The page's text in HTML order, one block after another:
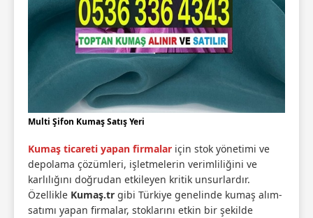
Multi Şifon Kumaş Satış Yeri
Kumaş ticareti yapan firmalar için stok yönetimi ve
depolama çözümleri, işletmelerin verimliliğini ve
karlılığını doğrudan etkileyen kritik unsurlardır.
Özellikle Kumaş.tr gibi Türkiye genelinde kumaş alım-
satımı yapan firmalar, stoklarını etkin bir şekilde